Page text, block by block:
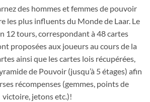
des hommes et femmes de pouvoir
les plus influents du Monde de Laar. Le
12 tours, correspondant à 48 cartes
proposées aux joueurs au cours de la
ainsi que les cartes lois récupérées,
de Pouvoir (jusqu’à 5 étages) afin
récompenses (gemmes, points de
victoire, jetons etc.)!